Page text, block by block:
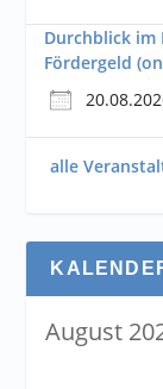
Durchblick im
Fördergeld
alle